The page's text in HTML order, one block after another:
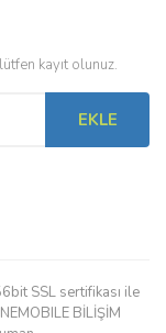
kayıt olunuz.
EKLE
SSL sertifikası ile
BİLİŞİM